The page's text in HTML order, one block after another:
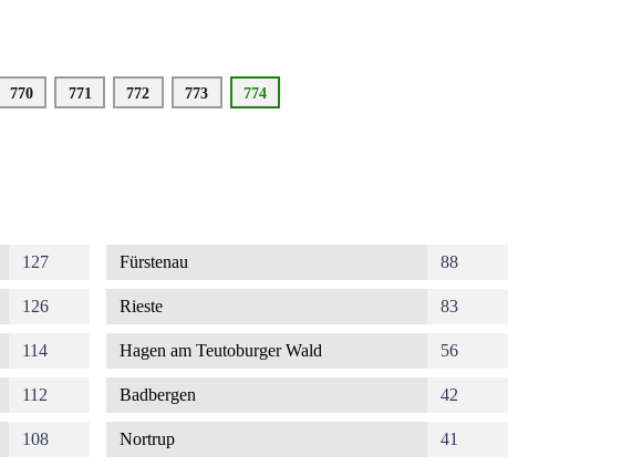
Seite
770 Seite
771 Seite
772 Seite
773
Aktuelle
Seite
774
127
126
114
112
108
Fürstenau 88
Rieste 83
Hagen am Teutoburger Wald 56
Badbergen 42
Nortrup 41